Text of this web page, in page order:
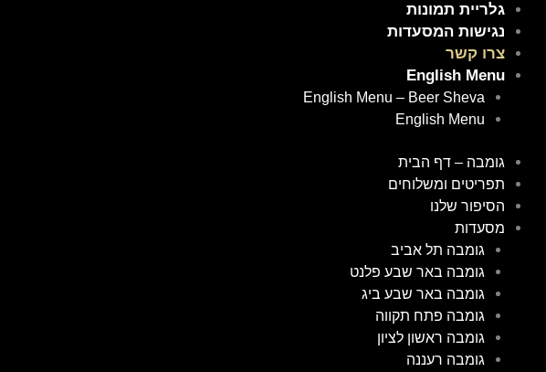
גלריית תמונות
נגישות המסעדות
צרו קשר
English Menu
English Menu – Beer Sheva
English Menu
גומבה – דף הבית
תפריטים ומשלוחים
הסיפור שלנו
מסעדות
גומבה תל אביב
גומבה באר שבע פלנט
גומבה באר שבע ביג
גומבה פתח תקווה
גומבה ראשון לציון
גומבה רעננה